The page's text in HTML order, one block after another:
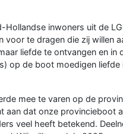
inwoners uit de
te dragen die zij willen
liefde te ontvangen en in
op de boot moedigen liefde
mee te varen op de
aan dat onze provincieboot
veel heeft betekend.